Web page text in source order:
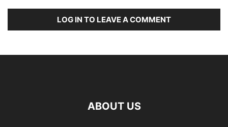
LOG IN TO LEAVE A COMMENT
ABOUT US